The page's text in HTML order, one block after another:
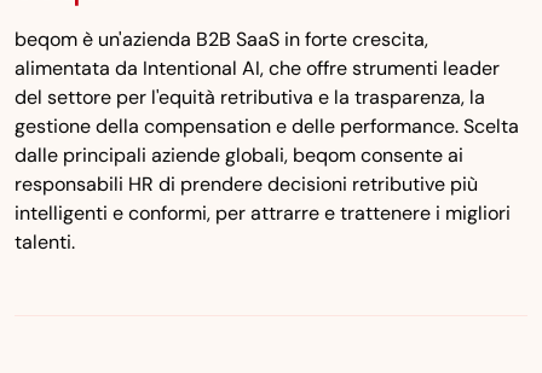
beqom è un'azienda B2B SaaS in forte crescita,
alimentata da Intentional AI, che offre strumenti leader
del settore per l'equità retributiva e la trasparenza, la
gestione della compensation e delle performance. Scelta
dalle principali aziende globali, beqom consente ai
responsabili HR di prendere decisioni retributive più
intelligenti e conformi, per attrarre e trattenere i migliori
talenti.